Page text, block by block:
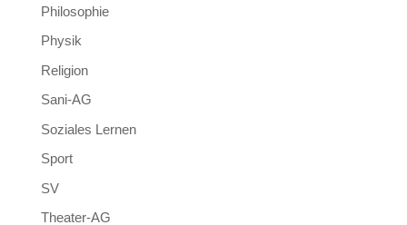
Philosophie
Physik
Religion
Sani-AG
Soziales Lernen
Sport
SV
Theater-AG